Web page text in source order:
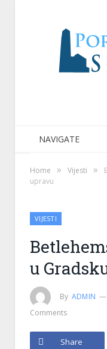
NAVIGATE
Home » Vijesti »
upravu
VIJESTI
u
By ADMIN
Comments
Share